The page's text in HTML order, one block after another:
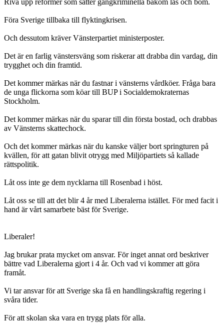
Riva upp reformer som sätter gängkriminella bakom lås och bom.
Föra Sverige tillbaka till flyktingkrisen.
Och dessutom kräver Vänsterpartiet ministerposter.
Det är en farlig vänstersväng som riskerar att drabba din vardag, din
trygghet och din framtid.
Det kommer märkas när du fastnar i vänsterns vårdköer. Fråga bara
de unga flickorna som köar till BUP i Socialdemokraternas
Stockholm.
Det kommer märkas när du sparar till din första bostad, och drabbas
av Vänsterns skattechock.
Och det kommer märkas när du kanske väljer bort springturen på
kvällen, för att gatan blivit otrygg med Miljöpartiets så kallade
rättspolitik.
Låt oss inte ge dem nycklarna till Rosenbad i höst.
Låt oss se till att det blir 4 år med Liberalerna istället. För med facit i
hand är vårt samarbete bäst för Sverige.
Liberaler!
Jag brukar prata mycket om ansvar. För inget annat ord beskriver
bättre vad Liberalerna gjort i 4 år. Och vad vi kommer att göra
framåt.
Vi tar ansvar för att Sverige ska få en handlingskraftig regering i
svåra tider.
För att skolan ska vara en trygg plats för alla.